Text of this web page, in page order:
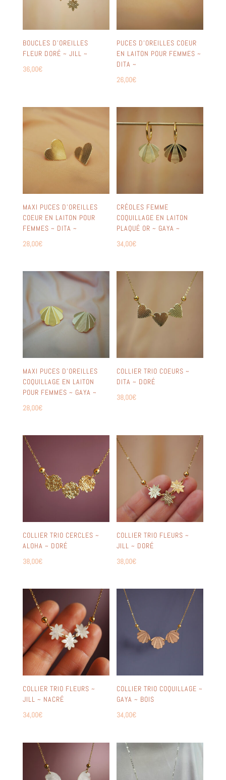
BOUCLES D’OREILLES
FLEUR DORÉ ~ JILL ~
36,00€
PUCES D’OREILLES COEUR
EN LAITON POUR FEMMES ~
DITA ~
26,00€
MAXI PUCES D’OREILLES
COEUR EN LAITON POUR
FEMMES ~ DITA ~
28,00€
CRÉOLES FEMME
COQUILLAGE EN LAITON
PLAQUÉ OR ~ GAYA ~
34,00€
MAXI PUCES D’OREILLES
COQUILLAGE EN LAITON
POUR FEMMES ~ GAYA ~
28,00€
COLLIER TRIO COEURS ~
DITA ~ DORÉ
38,00€
COLLIER TRIO CERCLES ~
ALOHA ~ DORÉ
38,00€
COLLIER TRIO FLEURS ~
JILL ~ DORÉ
38,00€
COLLIER TRIO FLEURS ~
JILL ~ NACRÉ
34,00€
COLLIER TRIO COQUILLAGE ~
GAYA ~ BOIS
34,00€